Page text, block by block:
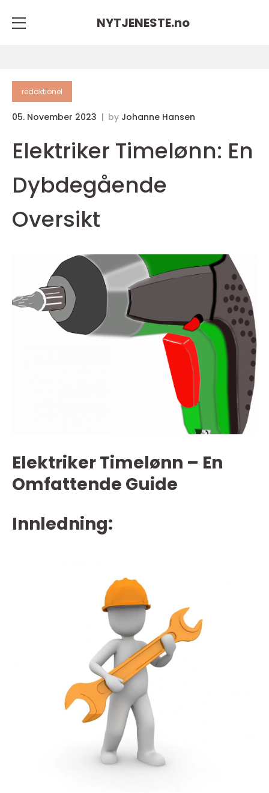
NYTJENESTE.no
redaktionel
05. November 2023 by Johanne Hansen
Elektriker Timelønn: En
Dybdegående
Oversikt
Elektriker Timelønn – En
Omfattende Guide
Innledning: